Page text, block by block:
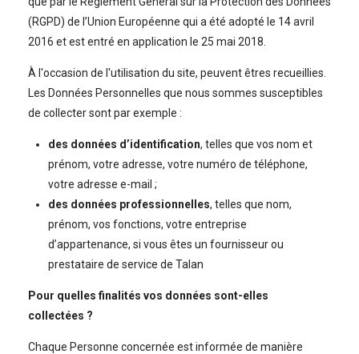
(RGPD) de l’Union Européenne qui a été adopté le 14 avril
2016 et est entré en application le 25 mai 2018.
À l'occasion de l'utilisation du site, peuvent êtres recueillies.
Les Données Personnelles que nous sommes susceptibles
de collecter sont par exemple :
des données d’identification, telles que vos nom et
prénom, votre adresse, votre numéro de téléphone,
votre adresse e-mail ;
des données professionnelles, telles que nom,
prénom, vos fonctions, votre entreprise
d’appartenance, si vous êtes un fournisseur ou
prestataire de service de Talan
Pour quelles finalités vos données sont-elles
collectées ?
Chaque Personne concernée est informée de manière